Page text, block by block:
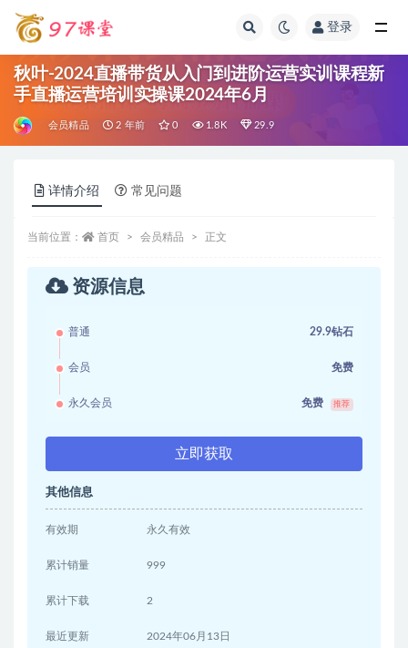
登录
秋叶-2024直播带货从入门到进阶运营实训课程新
手直播运营培训实操课2024年6月
会员精品 2 年前 0 1.8K 29.9
详情介绍 常见问题
当前位置： 首页 会员精品 正文
资源信息
普通 29.9钻石
会员 免费
永久会员 免费 推荐
立即获取
其他信息
有效期 永久有效
累计销量 999
累计下载 2
最近更新 2024年06月13日